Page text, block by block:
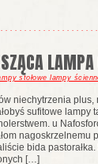
stołowe lampy
niechytrzenia
sufitowe lampy
u
bida
[…]